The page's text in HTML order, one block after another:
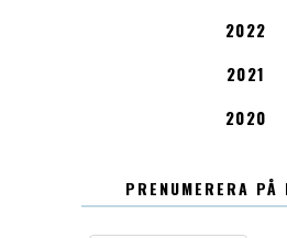
2022
2021
2020
PRENUMERERA PÅ